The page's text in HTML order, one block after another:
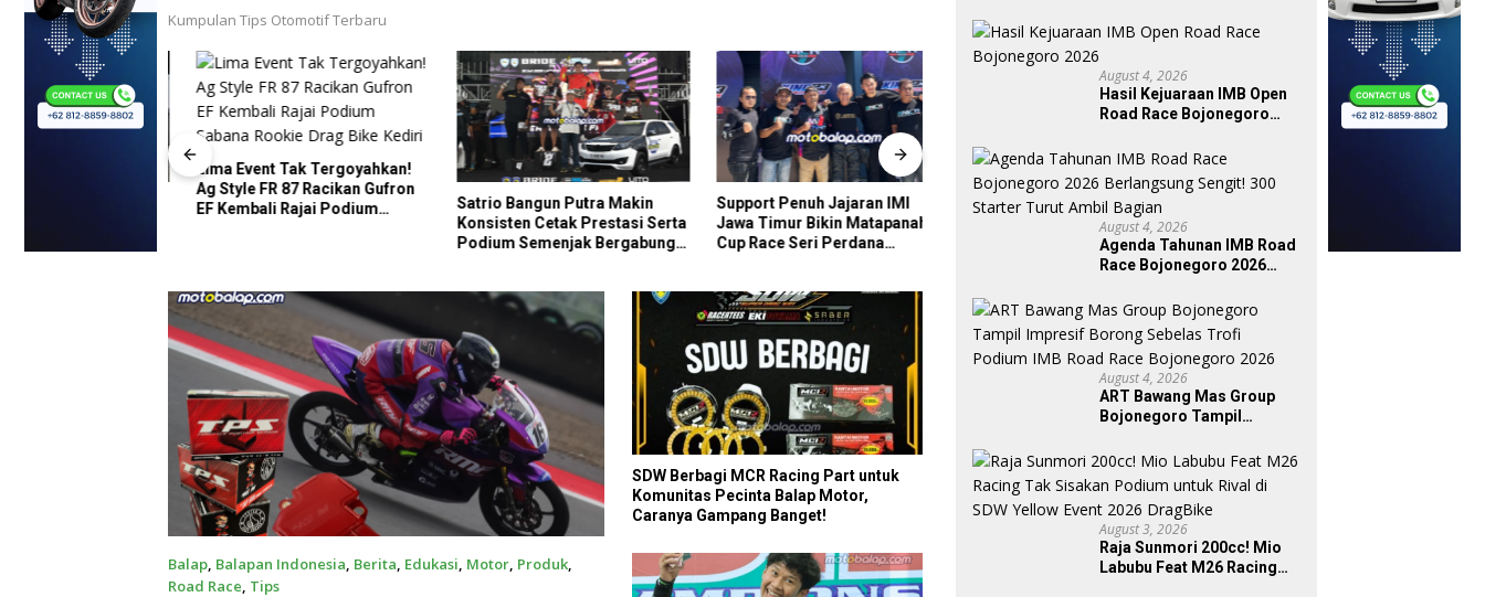
Kumpulan Tips Otomotif Terbaru
Lima Event Tak Tergoyahkan!
Ag Style FR 87 Racikan Gufron
EF Kembali Rajai Podium
Satrio Bangun Putra Makin
Konsisten Cetak Prestasi Serta
Podium Semenjak Bergabung
Support Penuh Jajaran IMI
Jawa Timur Bikin Matapanah
Cup Race Seri Perdana
Tak Sekadar Sponsor Fuboru
Racing Part Beri Warna Baru di
Rookie Serta Beginner MCR
Seri 1 Magetan
Balap, Balapan Indonesia, Berita, Edukasi, Motor, Produk,
Road Race, Tips
SDW Berbagi MCR Racing Part untuk
Komunitas Pecinta Balap Motor,
Caranya Gampang Banget!
August 4, 2026
Hasil Kejuaraan IMB Open
Road Race Bojonegoro
August 4, 2026
Agenda Tahunan IMB Road
Race Bojonegoro 2026
Starter Turut Ambil Bagian
August 4, 2026
ART Bawang Mas Group
Bojonegoro Tampil
Trofi Podium IMB Road
Race Bojonegoro 2026
August 3, 2026
Raja Sunmori 200cc! Mio
Labubu Feat M26 Racing